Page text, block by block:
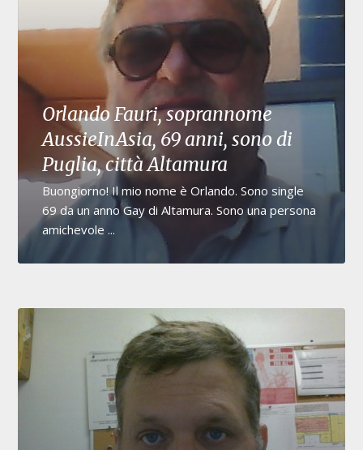
Orlando Fauri, soprannome
AussieInAsia, 69 anni, sono di
Puglia, città Altamura
Buongiorno! Il mio nome è Orlando. Sono single
69 da un anno Gay di Altamura. Sono una persona
amichevole ...